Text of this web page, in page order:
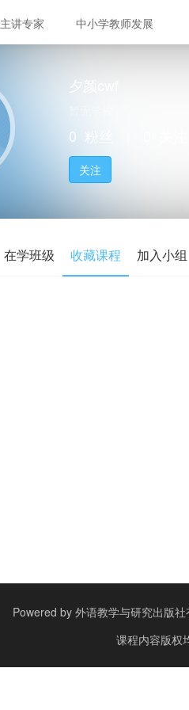
主讲专家 中小学教师发展
夕颜cwf
0 粉丝
关注
在学班级 收藏课程 加入小组
Powered by 外语教学与研究出版
课程内容版权